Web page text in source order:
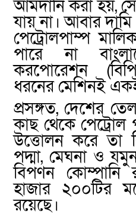
আমদানি করা হয়,
যায় না। আবার
পেট্রোলপাম্প
পারে না
করপোরেশন
ধরনের মেশিনই
প্রসঙ্গত, দেশের
কাছ থেকে পেট্রোল
উত্তোলন করে তা
পদ্মা, মেঘনা ও
বিপণন কোম্পানি
হাজার ২০০টির
রয়েছে।